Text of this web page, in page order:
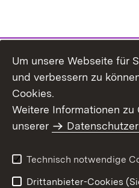
Benutzungshinweise
Um unsere Webseite für
und verbessern zu
Cookies.
Weitere Informationen zu
unserer
Technisch notwendige
Drittanbieter-Cookies